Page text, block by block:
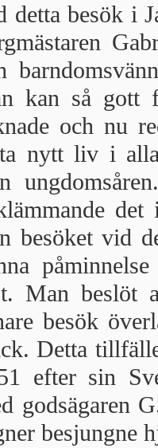
detta besök i
kan så gott
och nu
nytt liv i alla
besöket vid
Man beslöt
besök
Detta
efter sin
godsäga­ren
besjungne